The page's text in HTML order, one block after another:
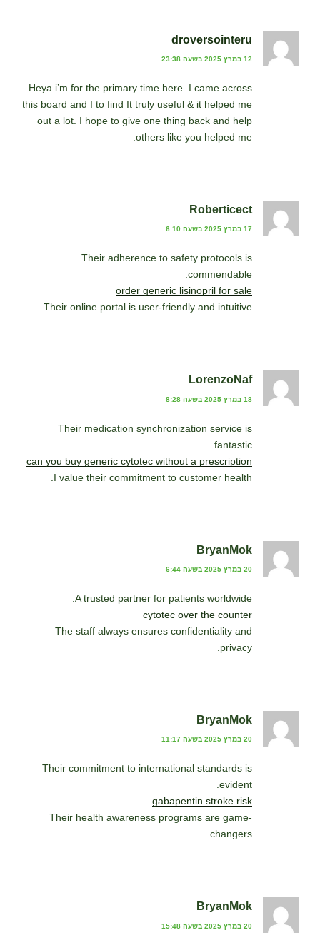
droversointeru
12 במרץ 2025 בשעה 23:38
Heya i’m for the primary time here. I came across
this board and I to find It truly useful & it helped me
out a lot. I hope to give one thing back and help
others like you helped me.
Roberticect
17 במרץ 2025 בשעה 6:10
Their adherence to safety protocols is
commendable.
order generic lisinopril for sale
Their online portal is user-friendly and intuitive.
LorenzoNaf
18 במרץ 2025 בשעה 8:28
Their medication synchronization service is
fantastic.
can you buy generic cytotec without a prescription
I value their commitment to customer health.
BryanMok
20 במרץ 2025 בשעה 6:44
A trusted partner for patients worldwide.
cytotec over the counter
The staff always ensures confidentiality and
privacy.
BryanMok
20 במרץ 2025 בשעה 11:17
Their commitment to international standards is
evident.
gabapentin stroke risk
Their health awareness programs are game-
changers.
BryanMok
20 במרץ 2025 בשעה 15:48